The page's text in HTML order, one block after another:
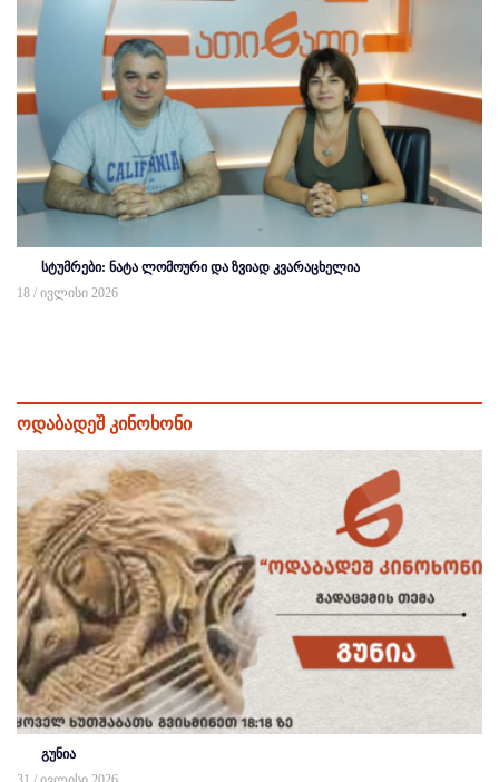
სტუმრები: ნატა ლომოური და ზვიად კვარაცხელია
18 / ივლისი 2026
ოდაბადეშ კინოხონი
გუნია